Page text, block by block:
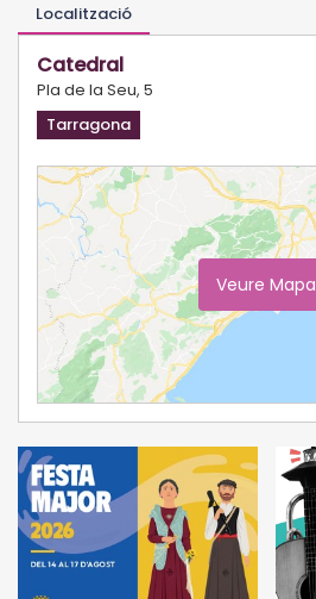
Localització
Catedral
Pla de la Seu, 5
Tarragona
Veure Mapa